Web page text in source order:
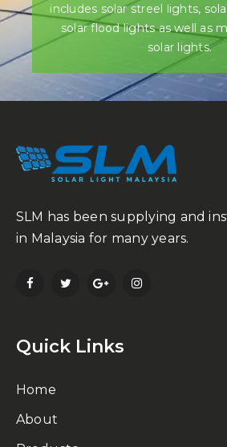
includes solar streel lights,
solar flood lights as well as
solar lights.
SLM has been supplying and
in Malaysia for many years.
Quick Links
Home
About